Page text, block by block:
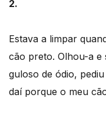
2.
Estava a limpar
cão preto. Olhou-a e
guloso de ódio,
daí porque o meu